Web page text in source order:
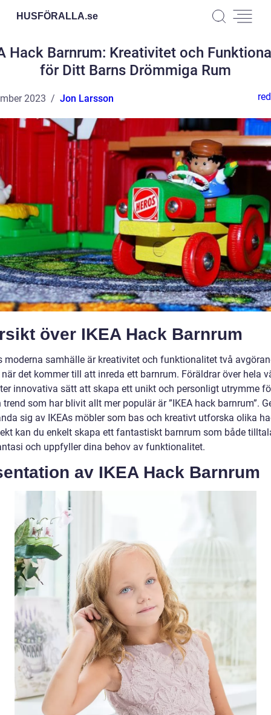
HUSFÖRALLA.se
Hack Barnrum: Kreativitet och
för Ditt Barns Drömmiga Rum
2023 Jon Larsson
över IKEA Hack Barnrum
moderna samhälle är kreativitet och funktionalitet två
det kommer till att inreda ett barnrum. Föräldrar över hela
innovativa sätt att skapa ett unikt och personligt utrymme
trend som har blivit allt mer populär är ”IKEA hack barnrum”.
sig av IKEAs möbler som bas och kreativt utforska olika
kan du enkelt skapa ett fantastiskt barnrum som både
och uppfyller dina behov av funktionalitet.
av IKEA Hack Barnrum